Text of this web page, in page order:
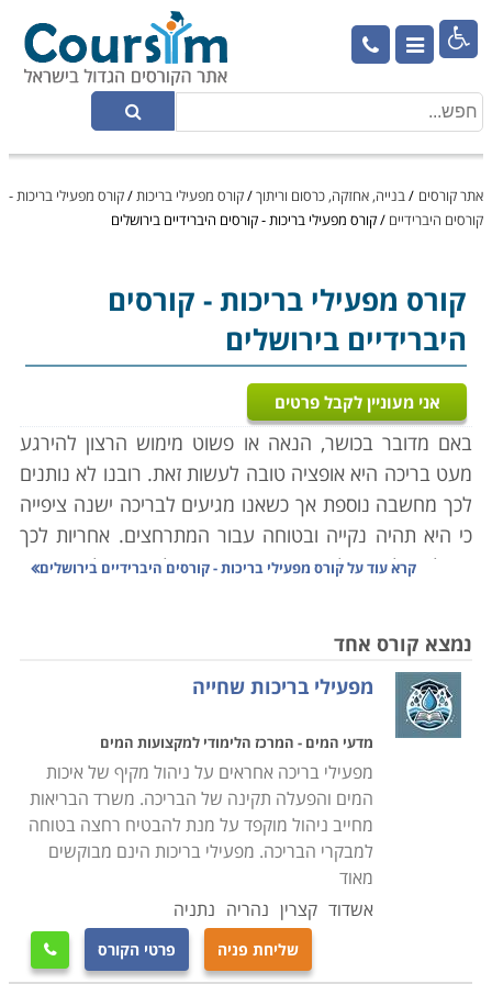

אתר קורסים /בנייה, אחזקה, כרסום וריתוך/קורס מפעילי בריכות/קורס מפעילי בריכות -
קורסים היברידיים /קורס מפעילי בריכות - קורסים היברידיים בירושלים
קורס מפעילי בריכות- קורסים
היברידיים בירושלים
אני מעוניין לקבל פרטים
באם מדובר בכושר, הנאה או פשוט מימוש הרצון להירגע
מעט בריכה היא אופציה טובה לעשות זאת. רובנו לא נותנים
לכך מחשבה נוספת אך כשאנו מגיעים לבריכה ישנה ציפייה
כי היא תהיה נקייה ובטוחה עבור המתרחצים. אחריות לכך
מוטלת על מפעיל המקום אשר תפקידו לדאוג כי למתרחצים
המתרחצים מצויים בסיכון להיפצע או לחלות. לכן, יש צורך
בקורס מפעילי בריכות מיומנים שהוכשרו במיוחד וידעו לקחת
בחשבון את כל ההיבטים הכרוכים בהפעלת הבריכה.
במסגרת קורס מפעילי בריכות נלמדים כל תחומי האחזקה
והניהול, תפעול של תהליכים סביבתיים, מערכת הסינון
ותחזוקת הבריכה ועבודה מול גורמים חיצוניים כדוגמת
ספקים, מתרחצים ורשויות
תחומי הלימוד בקורס נחלקים לנושאים על פי סוג העבודה
הנדרשת. בתחום המים נלמדת כל תורת השמירה והפיקוח
על איכות המים, השימוש בחומרי ניקוי וסטריליזציה כדוגמת
קרא עוד עלקורס מפעילי בריכות - קורסים היברידיים בירושלים
נמצא קורס אחד
מפעילי בריכות שחייה
מדעי המים - המרכז הלימודי למקצועות המים
מפעילי בריכה אחראים על ניהול מקיף של איכות
המים והפעלה תקינה של הבריכה. משרד הבריאות
מחייב ניהול מוקפד על מנת להבטיח רחצה בטוחה
למבקרי הבריכה. מפעילי בריכות הינם מבוקשים
מאוד
אשדוד קצרין נהריה נתניה
שליחת פניה פרטי הקורס 